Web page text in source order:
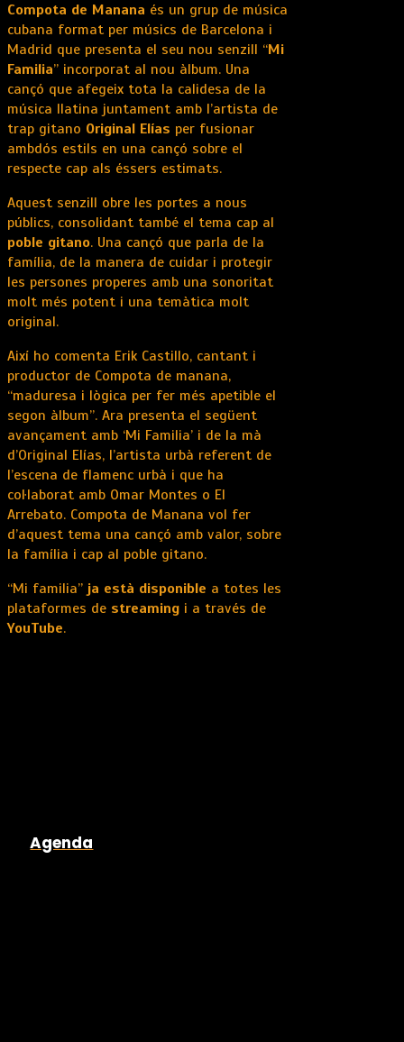
Compota de Manana és un grup de música
cubana format per músics de Barcelona i
Madrid que presenta el seu nou senzill “Mi
Familia” incorporat al nou àlbum. Una
cançó que afegeix tota la calidesa de la
música llatina juntament amb l’artista de
trap gitano Original Elías per fusionar
ambdós estils en una cançó sobre el
respecte cap als éssers estimats.
Aquest senzill obre les portes a nous
públics, consolidant també el tema cap al
poble gitano. Una cançó que parla de la
família, de la manera de cuidar i protegir
les persones properes amb una sonoritat
molt més potent i una temàtica molt
original.
Així ho comenta Erik Castillo, cantant i
productor de Compota de manana,
“maduresa i lògica per fer més apetible el
segon àlbum”. Ara presenta el següent
avançament amb ‘Mi Familia’ i de la mà
d’Original Elías, l’artista urbà referent de
l’escena de flamenc urbà i que ha
col·laborat amb Omar Montes o El
Arrebato. Compota de Manana vol fer
d’aquest tema una cançó amb valor, sobre
la família i cap al poble gitano.
“Mi familia” ja està disponible a totes les
plataformes de streaming i a través de
YouTube.
Agenda